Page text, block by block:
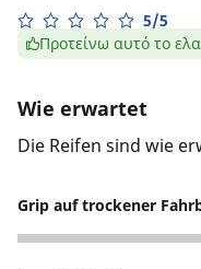
5/5
Προτείνω αυτό το
Wie erwartet
Die Reifen sind wie
Grip auf trockener
5